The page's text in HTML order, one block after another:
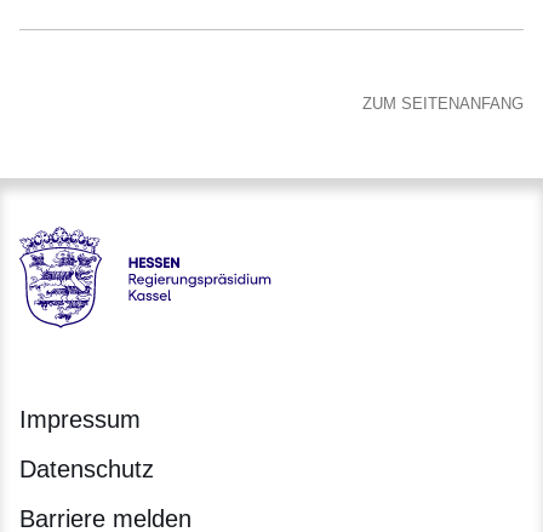
ZUM SEITENANFANG
Hessen - Regierungspräsidium Kassel
Impressum
Datenschutz
Barriere melden